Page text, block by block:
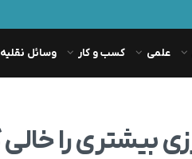
علمی کسب و کار وسائل نقلیه